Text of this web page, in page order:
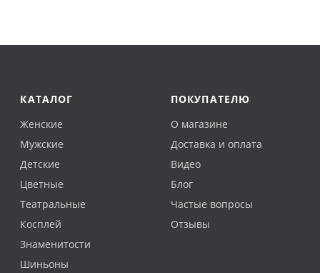
КАТАЛОГ
Женские
Мужские
Детские
Цветные
Театральные
Косплей
Знаменитости
Шиньоны
ПОКУПАТЕЛЮ
О магазине
Доставка и оплата
Видео
Блог
Частые вопросы
Отзывы